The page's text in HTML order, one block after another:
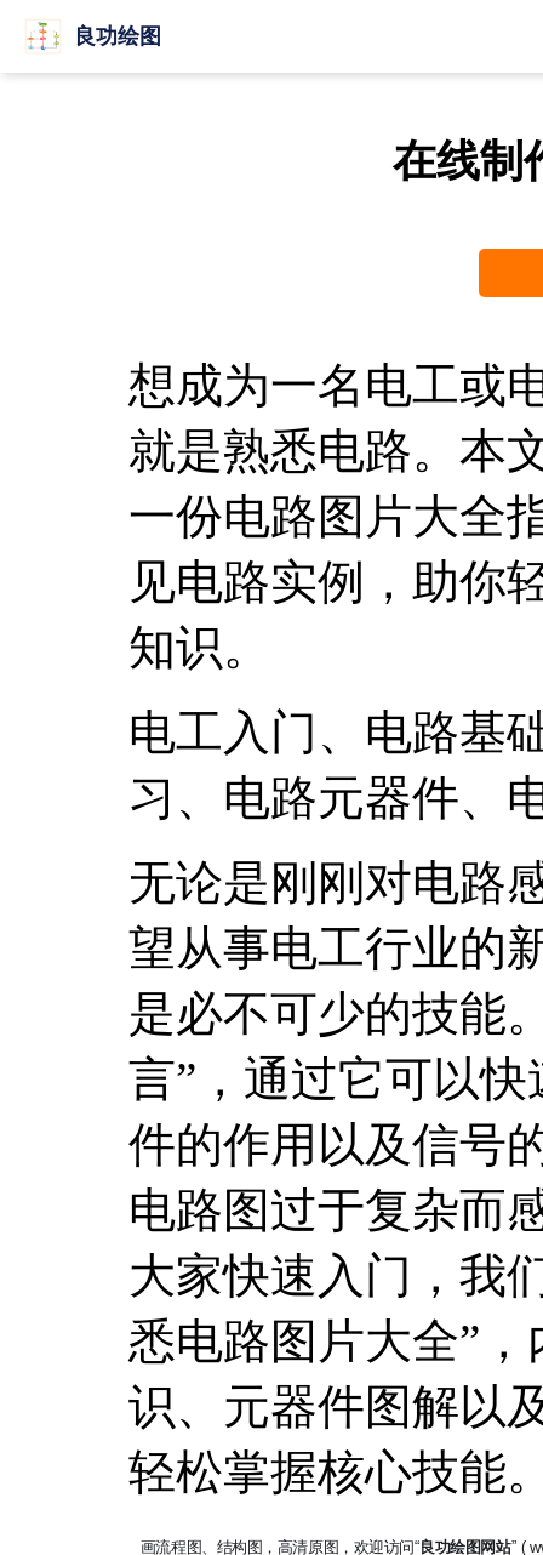
良功绘图
在线制
想成为一名电工或
就是熟悉电路。本
一份电路图片大全
见电路实例，助你
知识。
电工入门、电路基
习、电路元器件、
无论是刚刚对电路
望从事电工行业的
是必不可少的技能
言”，通过它可以
件的作用以及信号
电路图过于复杂而
大家快速入门，我
悉电路图片大全”
识、元器件图解以
轻松掌握核心技能